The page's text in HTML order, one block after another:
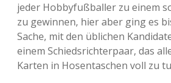
jeder Hobbyfußballer zu einem
zu gewinnen, hier aber ging es
Sache, mit den üblichen
einem Schiedsrichterpaar, das
Karten in Hosentaschen voll zu